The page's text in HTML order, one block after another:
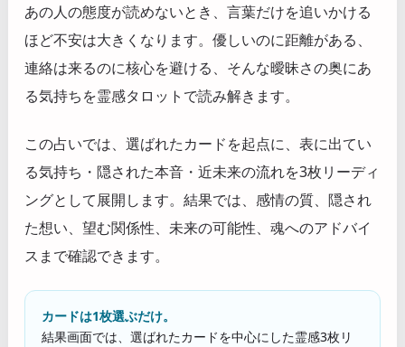
あの人の態度が読めないとき、言葉だけを追いかける
ほど不安は大きくなります。優しいのに距離がある、
連絡は来るのに核心を避ける、そんな曖昧さの奥にあ
る気持ちを霊感タロットで読み解きます。
この占いでは、選ばれたカードを起点に、表に出てい
る気持ち・隠された本音・近未来の流れを3枚リーディ
ングとして展開します。結果では、感情の質、隠され
た想い、望む関係性、未来の可能性、魂へのアドバイ
スまで確認できます。
カードは1枚選ぶだけ。
結果画面では、選ばれたカードを中心にした霊感3枚リ